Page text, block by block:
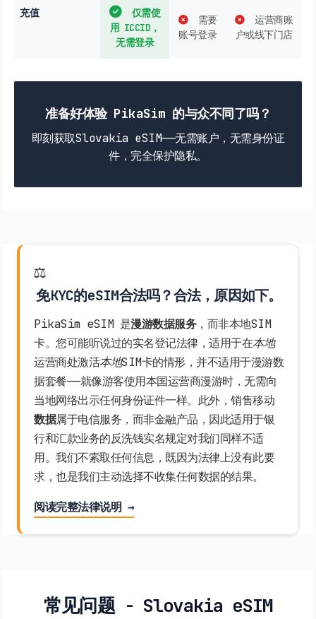
充值
仅需使
用 ICCID，
无需登录
需要
账号登录
运营商账
户或线下门店
准备好体验 PikaSim 的与众不同了吗？
即刻获取Slovakia eSIM——无需账户，无需身份证
件，完全保护隐私。
⚖️
免KYC的eSIM合法吗？合法，原因如下。
PikaSim eSIM 是漫游数据服务，而非本地SIM
卡。您可能听说过的实名登记法律，适用于在本地
运营商处激活本地SIM卡的情形，并不适用于漫游数
据套餐——就像游客使用本国运营商漫游时，无需向
当地网络出示任何身份证件一样。此外，销售移动
数据属于电信服务，而非金融产品，因此适用于银
行和汇款业务的反洗钱实名规定对我们同样不适
用。我们不索取任何信息，既因为法律上没有此要
求，也是我们主动选择不收集任何数据的结果。
阅读完整法律说明 →
常见问题 - Slovakia eSIM